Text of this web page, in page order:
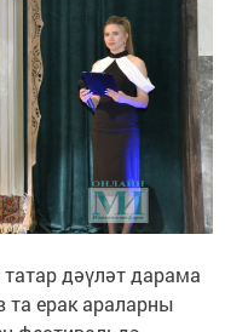
дәүләт дарама
та ерак араларны